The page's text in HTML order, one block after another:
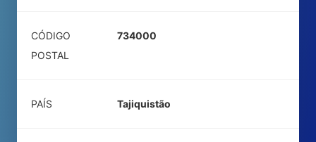
CÓDIGO
POSTAL
734000
PAÍS Tajiquistão